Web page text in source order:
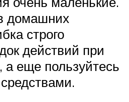
домашних
строго
действий при
а еще пользуйтесь